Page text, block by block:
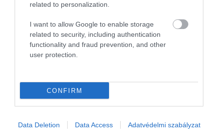
related to personalization.
I want to allow Google to enable storage
related to security, including authentication
functionality and fraud prevention, and other
user protection.
CONFIRM
Data Deletion Data Access Adatvédelmi szabályzat